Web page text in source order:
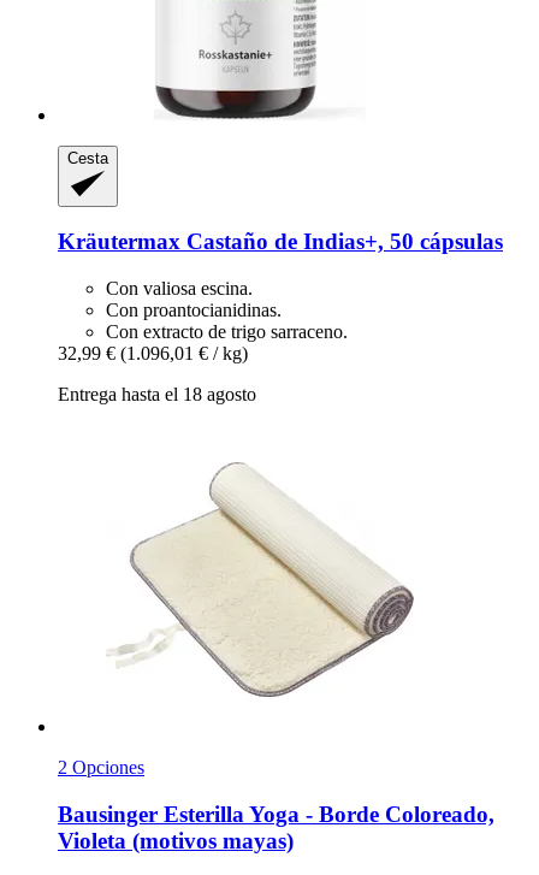
Cesta
Kräutermax Castaño de Indias+, 50 cápsulas
Con valiosa escina.
Con proantocianidinas.
Con extracto de trigo sarraceno.
32,99 € (1.096,01 € / kg)
Entrega hasta el 18 agosto
2 Opciones
Bausinger Esterilla Yoga -​ Borde Coloreado,
Violeta (motivos mayas)